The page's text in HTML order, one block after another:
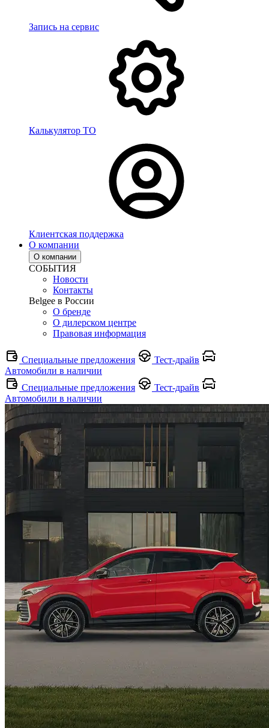
Запись на сервис
Калькулятор ТО
Клиентская поддержка
О компании
О компании
СОБЫТИЯ
Новости
Контакты
Belgee в России
О бренде
О дилерском центре
Правовая информация
Специальные предложения
Тест-драйв
Автомобили в наличии
Специальные предложения
Тест-драйв
Автомобили в наличии